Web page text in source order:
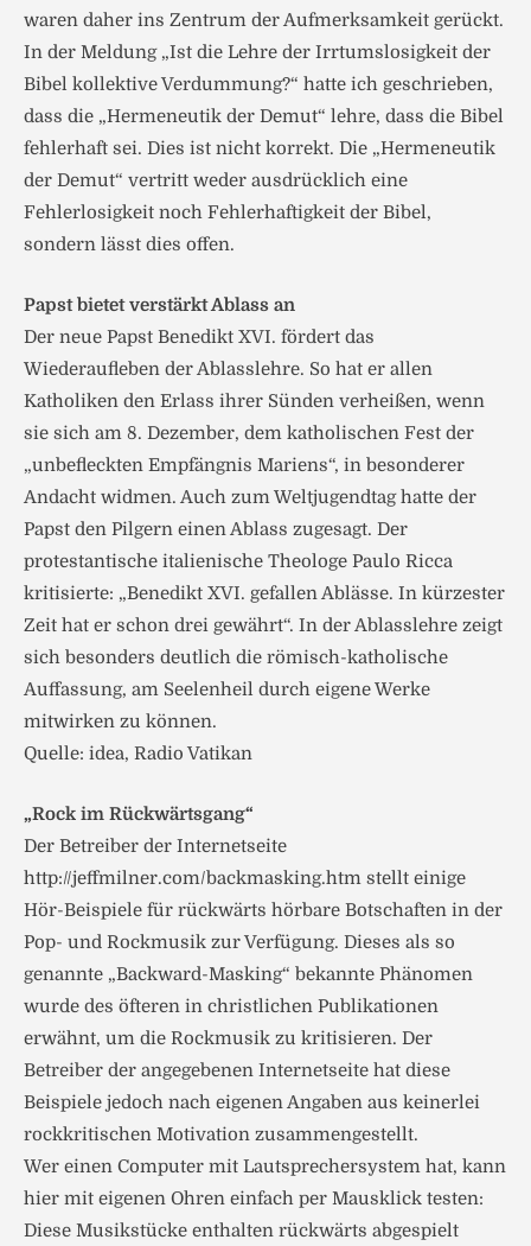
waren daher ins Zentrum der Aufmerksamkeit gerückt.
In der Meldung „Ist die Lehre der Irrtumslosigkeit der
Bibel kollektive Verdummung?“ hatte ich geschrieben,
dass die „Hermeneutik der Demut“ lehre, dass die Bibel
fehlerhaft sei. Dies ist nicht korrekt. Die „Hermeneutik
der Demut“ vertritt weder ausdrücklich eine
Fehlerlosigkeit noch Fehlerhaftigkeit der Bibel,
sondern lässt dies offen.
Papst bietet verstärkt Ablass an
Der neue Papst Benedikt XVI. fördert das
Wiederaufleben der Ablasslehre. So hat er allen
Katholiken den Erlass ihrer Sünden verheißen, wenn
sie sich am 8. Dezember, dem katholischen Fest der
„unbefleckten Empfängnis Mariens“, in besonderer
Andacht widmen. Auch zum Weltjugendtag hatte der
Papst den Pilgern einen Ablass zugesagt. Der
protestantische italienische Theologe Paulo Ricca
kritisierte: „Benedikt XVI. gefallen Ablässe. In kürzester
Zeit hat er schon drei gewährt“. In der Ablasslehre zeigt
sich besonders deutlich die römisch-katholische
Auffassung, am Seelenheil durch eigene Werke
mitwirken zu können.
Quelle: idea, Radio Vatikan
„Rock im Rückwärtsgang“
Der Betreiber der Internetseite
http://jeffmilner.com/backmasking.htm stellt einige
Hör-Beispiele für rückwärts hörbare Botschaften in der
Pop- und Rockmusik zur Verfügung. Dieses als so
genannte „Backward-Masking“ bekannte Phänomen
wurde des öfteren in christlichen Publikationen
erwähnt, um die Rockmusik zu kritisieren. Der
Betreiber der angegebenen Internetseite hat diese
Beispiele jedoch nach eigenen Angaben aus keinerlei
rockkritischen Motivation zusammengestellt.
Wer einen Computer mit Lautsprechersystem hat, kann
hier mit eigenen Ohren einfach per Mausklick testen:
Diese Musikstücke enthalten rückwärts abgespielt